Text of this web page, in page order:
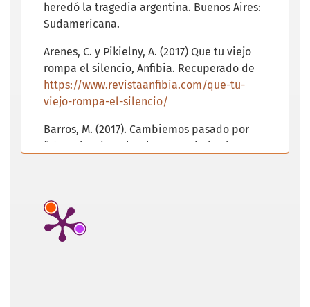
heredó la tragedia argentina. Buenos Aires:
Sudamericana.
Arenes, C. y Pikielny, A. (2017) Que tu viejo
rompa el silencio, Anfibia. Recuperado de
https://www.revistaanfibia.com/que-tu-
viejo-rompa-el-silencio/
Barros, M. (2017). Cambiemos pasado por
futuro: los derechos humanos bajo el
continuidades en torno al
neoliberalismonor s de Investigación.
Córdoba: Ediciones CEA.